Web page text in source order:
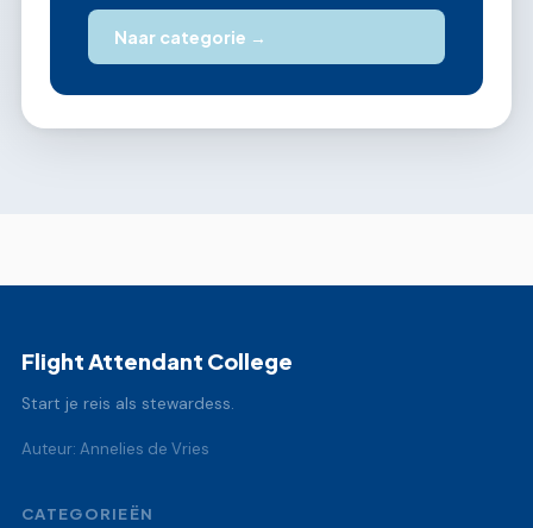
Naar categorie →
Flight Attendant College
Start je reis als stewardess.
Auteur: Annelies de Vries
CATEGORIEËN